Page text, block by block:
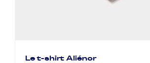
Le t-shirt Aliénor